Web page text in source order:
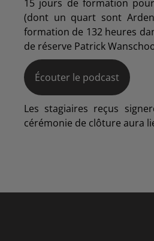
15 jours de formation pour
(dont un quart sont
formation de 132 heures
de réserve Patrick
Écouter le podcast
Les stagiaires reçus
cérémonie de clôture aura